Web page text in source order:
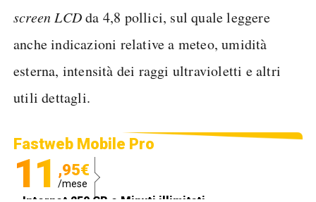
screen LCDda 4,8 pollici, sul quale leggere
anche indicazioni relative a meteo, umidità
esterna, intensità dei raggi ultravioletti e altri
utili dettagli.
Fastweb Mobile Pro
11 ,95€
/mese